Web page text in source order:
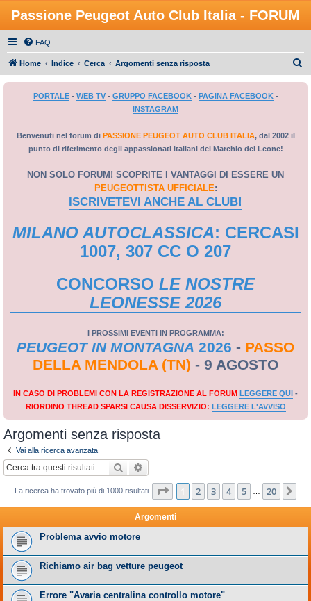
Passione Peugeot Auto Club Italia - FORUM
FAQ
Home Indice Cerca Argomenti senza risposta
PORTALE- WEB TV- GRUPPO FACEBOOK- PAGINA FACEBOOK-
INSTAGRAM
Benvenuti nel forum di PASSIONE PEUGEOT AUTO CLUB ITALIA, dal 2002 il
punto di riferimento degli appassionati italiani del Marchio del Leone!
NON SOLO FORUM! SCOPRITE I VANTAGGI DI ESSERE UN
PEUGEOTTISTA UFFICIALE:
ISCRIVETEVI ANCHE AL CLUB!
MILANO AUTOCLASSICA: CERCASI
1007, 307 CC O 207
CONCORSO LE NOSTRE
LEONESSE 2026
I PROSSIMI EVENTI IN PROGRAMMA:
PEUGEOT IN MONTAGNA 2026 - PASSO
DELLA MENDOLA (TN) - 9 AGOSTO
IN CASO DI PROBLEMI CON LA REGISTRAZIONE AL FORUM LEGGERE QUI -
RIORDINO THREAD SPARSI CAUSA DISSERVIZIO: LEGGERE L'AVVISO
Argomenti senza risposta
Vai alla ricerca avanzata
Cerca
La ricerca ha trovato più di 1000 risultati Pagina di 20
2 3 4 5 20
Argomenti
Problema avvio motore
Richiamo air bag vetture peugeot
Errore "Avaria centralina controllo motore"